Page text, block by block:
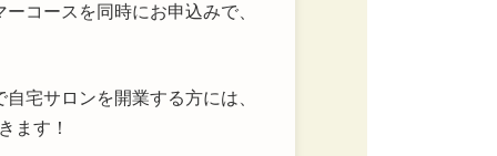
コースを同時にお申込みで、
宅サロンを開業する方には、
ます！